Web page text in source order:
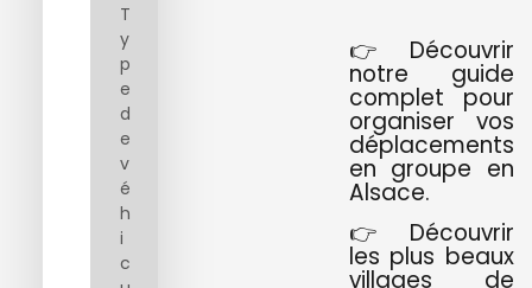
👉 Découvrir
notre guide
complet pour
organiser vos
déplacements
en groupe en
Alsace.
👉 Découvrir
les plus beaux
villages de
T
y
p
e
d
e
v
é
h
i
c